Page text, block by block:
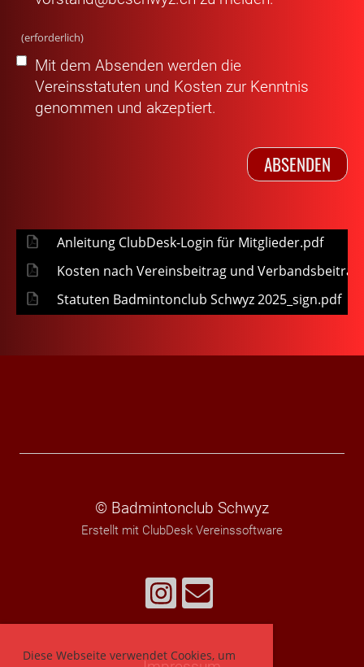
Diese Webseite verwendet Cookies, um
(erforderlich)
Mit dem Absenden werden die
Vereinsstatuten und Kosten zur Kenntnis
genommen und akzeptiert.
Anleitung ClubDesk-Login für Mitglieder.pdf
Kosten nach Vereinsbeitrag und
Statuten Badmintonclub Schwyz 2025_sign.pdf
© Badmintonclub Schwyz
Erstellt mit ClubDesk Vereinssoftware